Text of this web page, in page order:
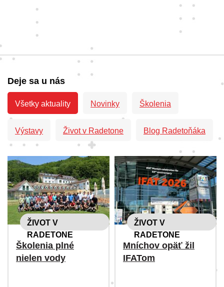
Deje sa u nás
Všetky aktuality Novinky Školenia
Výstavy Život v Radetone Blog Radetoňáka
ŽIVOT V
RADETONE
Školenia plné
nielen vody
ŽIVOT V
RADETONE
Mníchov opäť žil
IFATom